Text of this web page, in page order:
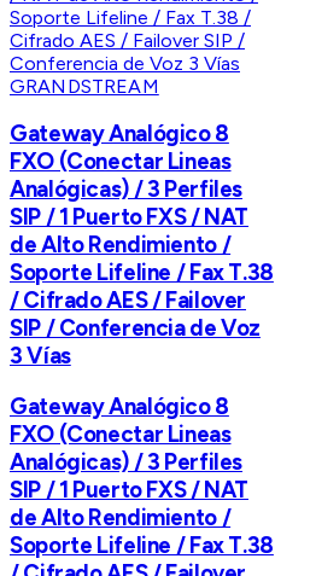
GRANDSTREAM
Gateway Analógico 8
FXO (Conectar Lineas
Analógicas) / 3 Perfiles
SIP / 1 Puerto FXS / NAT
de Alto Rendimiento /
Soporte Lifeline / Fax T.38
/ Cifrado AES / Failover
SIP / Conferencia de Voz
3 Vías
Gateway Analógico 8
FXO (Conectar Lineas
Analógicas) / 3 Perfiles
SIP / 1 Puerto FXS / NAT
de Alto Rendimiento /
Soporte Lifeline / Fax T.38